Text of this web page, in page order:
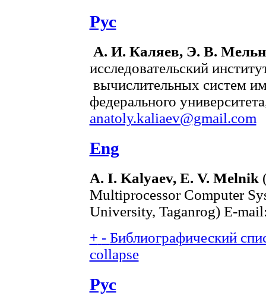
Рус
А. И. Каляев, Э. В.
исследовательский
вычислительных систем
федерального
anatoly.kaliaev@gmail.com
Eng
A. I. Kalyaev, E. V. Melnik
Multiprocessor Computer
University, Taganrog) E-
+ - Библиографический
collapse
Рус